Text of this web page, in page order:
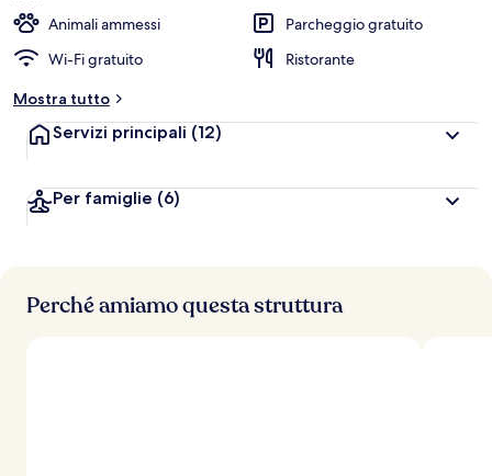
Animali ammessi
Parcheggio gratuito
Wi-Fi gratuito
Ristorante
Mostra tutto
Servizi principali (12)
Per famiglie (6)
Perché amiamo questa struttura